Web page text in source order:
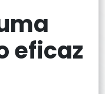
eficaz